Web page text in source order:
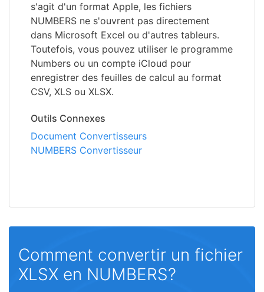
s'agit d'un format Apple, les fichiers
NUMBERS ne s'ouvrent pas directement
dans Microsoft Excel ou d'autres tableurs.
Toutefois, vous pouvez utiliser le programme
Numbers ou un compte iCloud pour
enregistrer des feuilles de calcul au format
CSV, XLS ou XLSX.
Outils Connexes
Document Convertisseurs
NUMBERS Convertisseur
Comment convertir un fichier
XLSX en NUMBERS?